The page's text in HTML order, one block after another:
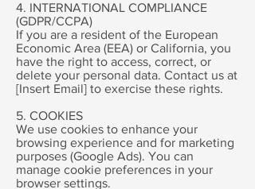
4. INTERNATIONAL COMPLIANCE
(GDPR/CCPA)
If you are a resident of the European
Economic Area (EEA) or California, you
have the right to access, correct, or
delete your personal data. Contact us at
[Insert Email] to exercise these rights.
5. COOKIES
We use cookies to enhance your
browsing experience and for marketing
purposes (Google Ads). You can
manage cookie preferences in your
browser settings.